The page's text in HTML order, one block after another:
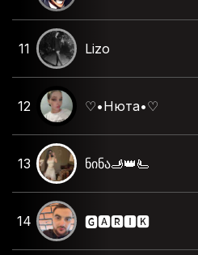
11 Lizo
12 ♡•Нюта•♡
13 ნინა🫸👑🫷
14 🅶🅰🆁🅸🅺